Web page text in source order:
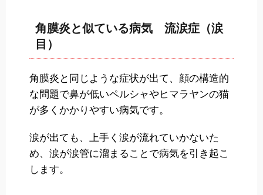
角膜炎と似ている病気 流涙症（涙
目）
角膜炎と同じような症状が出て、顔の構造的
な問題で鼻が低いペルシャやヒマラヤンの猫
が多くかかりやすい病気です。
涙が出ても、上手く涙が流れていかないた
め、涙が涙管に溜まることで病気を引き起こ
します。